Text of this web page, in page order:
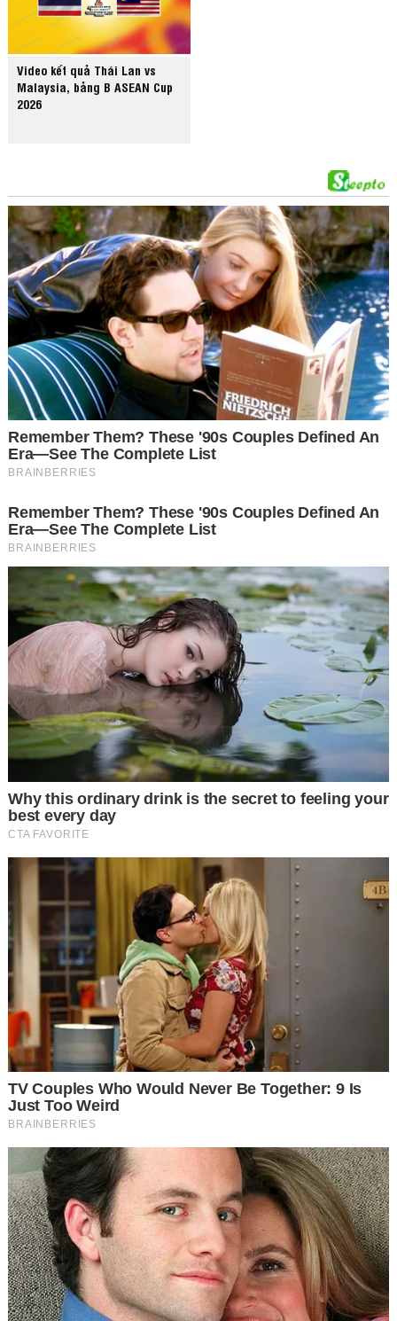
Video kết quả Thái Lan vs
Malaysia, bảng B ASEAN Cup
2026